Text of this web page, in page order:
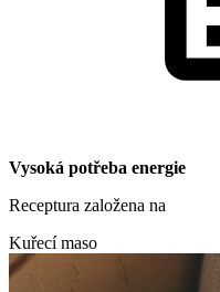
Vysoká potřeba energie
Receptura založena na
Kuřecí maso